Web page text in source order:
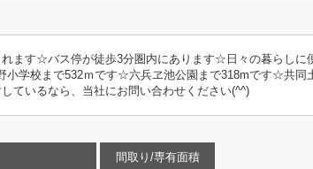
ます☆バス停が徒歩3分圏内にあります☆日々の暮らしに
学校まで532ｍです☆六兵ヱ池公園まで318mです☆共
ているなら、当社にお問い合わせください(^^)
間取り/専有面積